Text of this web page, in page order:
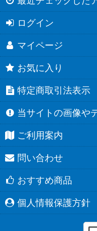
ログイン
マイページ
お気に入り
特定商取引法表示
当サイトの画像や
ご利用案内
問い合わせ
おすすめ商品
個人情報保護方針